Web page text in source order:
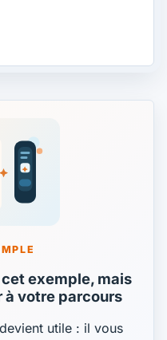
exemple, mais
à votre parcours
utile : il vous